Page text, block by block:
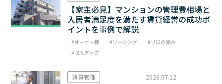
【家主必見】マンションの管理費相場と
入居者満足度を満たす賃貸経営の成功ポ
イントを事例で解説
オーナー様 リーシング
リロの強み
収入アップ
賃貸管理 2026.07.12